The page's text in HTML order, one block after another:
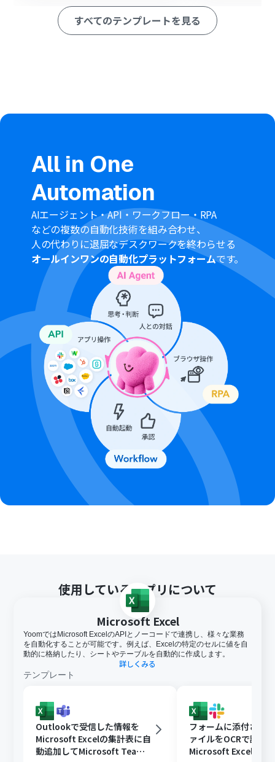
ンにおいて、どのワークブックのどのワークシートに情報
を追加するかを任意で指定してください。
フォームから取得した各回答データを、Microsoft Excel
トリガーは5分、10分、15分、30分、60分の間隔で起動
間隔を選択できます。
プランによって最短の起動間隔が異なりますので、ご注意
ください。
Microsoft365（旧Office365）には、家庭向けプランと一
般法人向けプラン（Microsoft365 Business）があり、一
般法人向けプランに加入していない場合には認証に失敗
する可能性があります。
Googleフォームをトリガーとして使用した際の回答内容
を取得する方法は「 Googleフォームトリガーで、回答内
容を取得する方法」を参照ください。
Microsoft Excelのデータベースを操作するオペレーショ
ンの設定に関しては「【Excel】データベースを操作する
オペレーションの設定に関して」をご参照ください。
すべてのテンプレートを見る
All in One
Automation
AIエージェント・API・ワークフロー・RPA
などの複数の自動化技術を組み合わせ、
人の代わりに退屈なデスクワークを終わらせる
オールインワンの自動化プラットフォームです。
使用しているアプリについて
Microsoft Excel
YoomではMicrosoft ExcelのAPIとノーコードで連携し、様々な業務
を自動化することが可能です。例えば、Excelの特定のセルに値を自
動的に格納したり、シートやテーブルを自動的に作成します。
詳しくみる
テンプレート
Outlookで受信した情報を
Microsoft Excelの集計表に自
動追加してMicrosoft Teams
フォームに添付され
ァイルをOCRで読み
Microsoft Excelに格